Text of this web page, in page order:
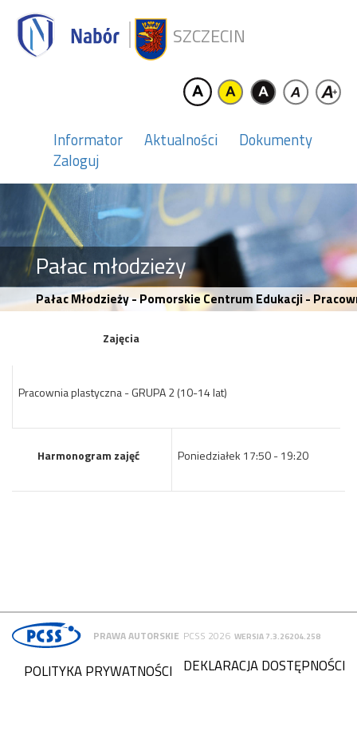
SZCZECIN
Informator Aktualności
Dokumenty
Zaloguj
Pałac młodzieży
Pałac Młodzieży - Pomorskie Centrum Edukacji -
Zajęcia
Pracownia plastyczna - GRUPA 2 (10-14 lat)
Harmonogram zajęć Poniedziałek 17:50 - 19:20
PRAWA AUTORSKIE PCSS 2026 WERSJA 7.3.26204.258
DEKLARACJA DOSTĘPNOŚCI
POLITYKA PRYWATNOŚCI